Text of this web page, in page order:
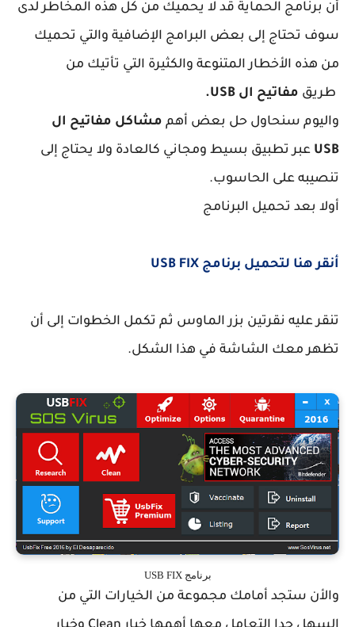
أن برنامج الحماية قد لا يحميك من كل هذه المخاطر لدى
سوف تحتاج إلى بعض البرامج الإضافية والتي تحميك
من هذه الأخطار المتنوعة والكثيرة التي تأتيك من
طريق مفاتيح ال USB.
واليوم سنحاول حل بعض أهم مشاكل مفاتيح ال
USB عبر تطبيق بسيط ومجاني كالعادة ولا يحتاج إلى
تنصيبه على الحاسوب.
أولا بعد تحميل البرنامج
أنقر هنا لتحميل برنامج USB FIX
تنقر عليه نقرتين بزر الماوس ثم تكمل الخطوات إلى أن
تظهر معك الشاشة في هذا الشكل.
برنامج USB FIX
والأن ستجد أمامك مجموعة من الخيارات التي من